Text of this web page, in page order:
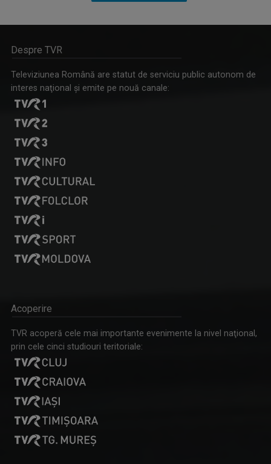
LUMINA CREȘTINULUI
Emisiune despre viaţa spirituală a Diecezei de ...
ARENA
Emisiune cu specific sportiv, care abordează ...
MAŞINA TIMPULUI
Un calendar al evenimentelor zilei
RALUCA AFTENE
Realizator de emisiuni şi prezentator la TVR ...
Pe 20 noiembrie 2006 Roxana Bratec împlinea 21 ...
Despre TVR
Televiziunea Română are statut de serviciu public autonom de
interes naţional şi emite pe nouă canale:
Acoperire
TVR acoperă cele mai importante evenimente la nivel naţional,
prin cele cinci studiouri teritoriale: